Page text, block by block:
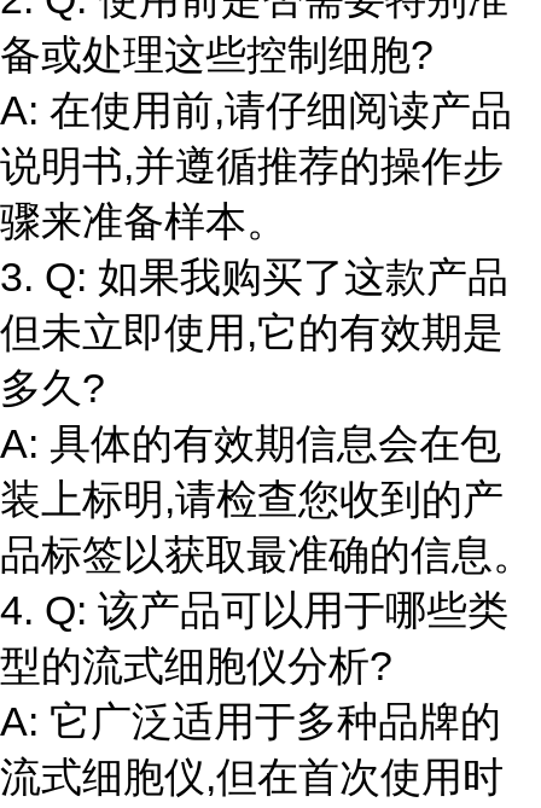
备或处理这些控制细胞?
A: 在使用前,请仔细阅读产品
说明书,并遵循推荐的操作步
骤来准备样本。
3. Q: 如果我购买了这款产品
但未立即使用,它的有效期是
多久?
A: 具体的有效期信息会在包
装上标明,请检查您收到的产
品标签以获取最准确的信息。
4. Q: 该产品可以用于哪些类
型的流式细胞仪分析?
A: 它广泛适用于多种品牌的
流式细胞仪,但在首次使用时